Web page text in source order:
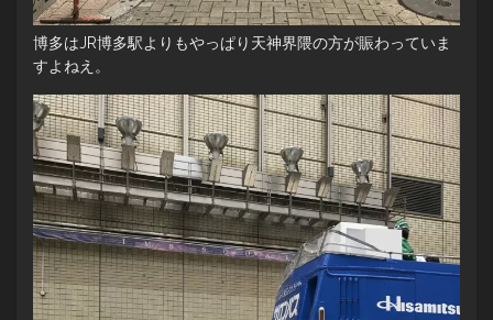
博多はJR博多駅よりもやっぱり天神界隈の方が賑わっていま
すよねえ。